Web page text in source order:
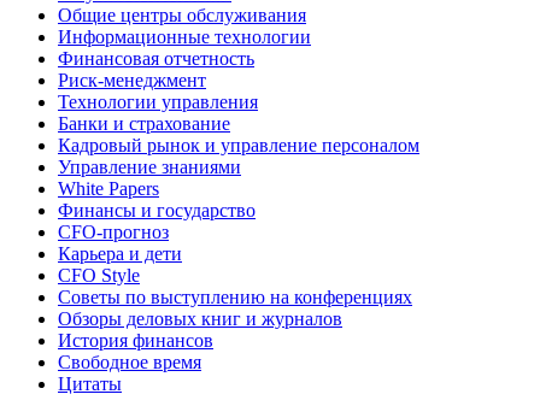
Общие центры обслуживания
Информационные технологии
Финансовая отчетность
Риск-менеджмент
Технологии управления
Банки и страхование
Кадровый рынок и управление персоналом
Управление знаниями
White Papers
Финансы и государство
CFO-прогноз
Карьера и дети
CFO Style
Советы по выступлению на конференциях
Обзоры деловых книг и журналов
История финансов
Свободное время
Цитаты